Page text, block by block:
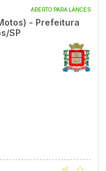
ABERTO PARA LANCES
- Prefeitura
SP